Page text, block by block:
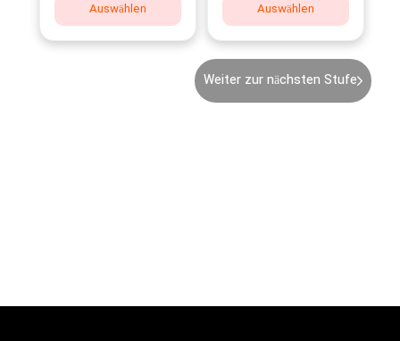
Auswählen Auswählen
Weiter zur nächsten Stufe